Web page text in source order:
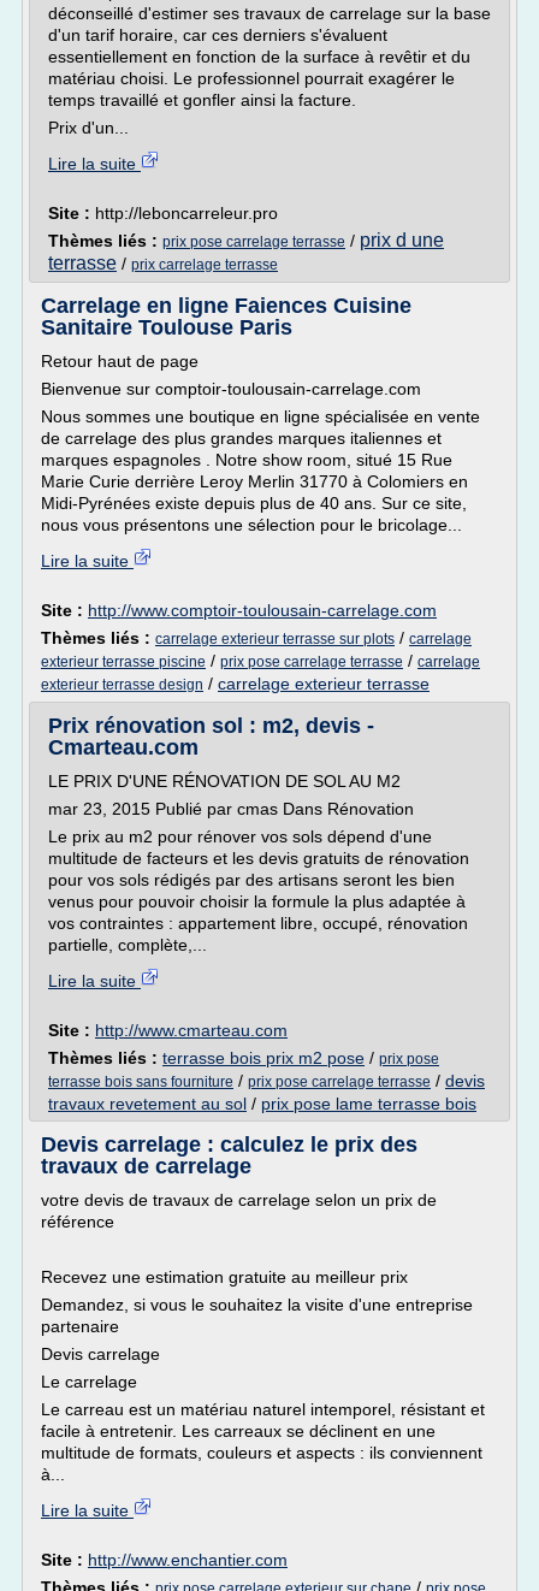
déconseillé d'estimer ses travaux de carrelage sur la base
d'un tarif horaire, car ces derniers s'évaluent
essentiellement en fonction de la surface à revêtir et du
matériau choisi. Le professionnel pourrait exagérer le
temps travaillé et gonfler ainsi la facture.
Prix d'un...
Lire la suite
Site : http://leboncarreleur.pro
Thèmes liés : prix pose carrelage terrasse / prix d une
terrasse / prix carrelage terrasse
Carrelage en ligne Faiences Cuisine
Sanitaire Toulouse Paris
Retour haut de page
Bienvenue sur comptoir-toulousain-carrelage.com
Nous sommes une boutique en ligne spécialisée en vente
de carrelage des plus grandes marques italiennes et
marques espagnoles . Notre show room, situé 15 Rue
Marie Curie derrière Leroy Merlin 31770 à Colomiers en
Midi-Pyrénées existe depuis plus de 40 ans. Sur ce site,
nous vous présentons une sélection pour le bricolage...
Lire la suite
Site : http://www.comptoir-toulousain-carrelage.com
Thèmes liés : carrelage exterieur terrasse sur plots / carrelage
exterieur terrasse piscine / prix pose carrelage terrasse / carrelage
exterieur terrasse design / carrelage exterieur terrasse
Prix rénovation sol : m2, devis -
Cmarteau.com
LE PRIX D'UNE RÉNOVATION DE SOL AU M2
mar 23, 2015 Publié par cmas Dans Rénovation
Le prix au m2 pour rénover vos sols dépend d'une
multitude de facteurs et les devis gratuits de rénovation
pour vos sols rédigés par des artisans seront les bien
venus pour pouvoir choisir la formule la plus adaptée à
vos contraintes : appartement libre, occupé, rénovation
partielle, complète,...
Lire la suite
Site : http://www.cmarteau.com
Thèmes liés : terrasse bois prix m2 pose / prix pose
terrasse bois sans fourniture / prix pose carrelage terrasse / devis
travaux revetement au sol / prix pose lame terrasse bois
Devis carrelage : calculez le prix des
travaux de carrelage
votre devis de travaux de carrelage selon un prix de
référence
Recevez une estimation gratuite au meilleur prix
Demandez, si vous le souhaitez la visite d'une entreprise
partenaire
Devis carrelage
Le carrelage
Le carreau est un matériau naturel intemporel, résistant et
facile à entretenir. Les carreaux se déclinent en une
multitude de formats, couleurs et aspects : ils conviennent
à...
Lire la suite
Site : http://www.enchantier.com